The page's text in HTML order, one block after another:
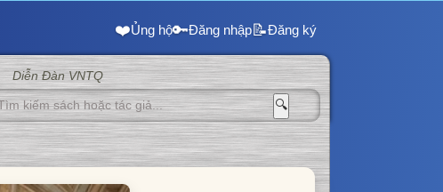
❤️Ủng hộ🔑Đăng nhập📝Đăng ký
Diễn Đàn VNTQ
🔍